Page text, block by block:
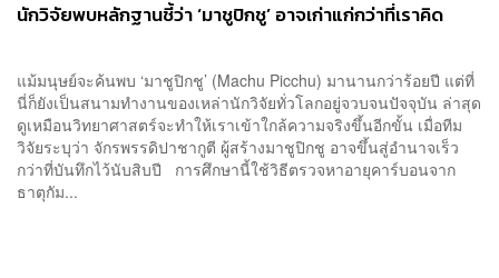
นักวิจัยพบหลักฐานชี้ว่า ‘มาชูปิกชู’ อาจเก่าแก่กว่าที่เราคิด
แม้มนุษย์จะค้นพบ ‘มาชูปิกชู’ (Machu Picchu) มานานกว่าร้อยปี แต่ที่
นี่ก็ยังเป็นสนามทำงานของเหล่านักวิจัยทั่วโลกอยู่จวบจนปัจจุบัน ล่าสุด
ดูเหมือนวิทยาศาสตร์จะทำให้เราเข้าใกล้ความจริงขึ้นอีกขั้น เมื่อทีม
วิจัยระบุว่า จักรพรรดิปาชากูตี ผู้สร้างมาชูปิกชู อาจขึ้นสู่อำนาจเร็ว
กว่าที่บันทึกไว้นับสิบปี การศึกษานี้ใช้วิธีตรวจหาอายุคาร์บอนจาก
ธาตุกัม...